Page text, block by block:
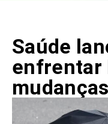
Saúde
enfrentar